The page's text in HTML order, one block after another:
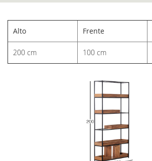
Alto Frente
200 cm 100 cm